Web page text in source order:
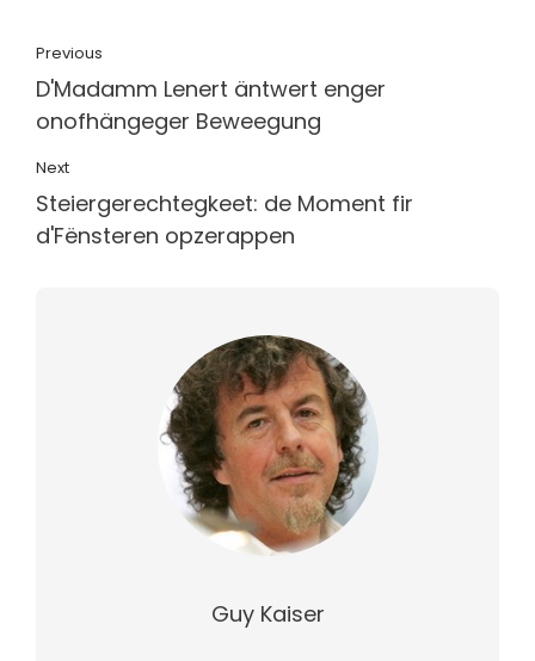
Previous
D'Madamm Lenert äntwert enger
onofhängeger Beweegung
Next
Steiergerechtegkeet: de Moment fir
d'Fënsteren opzerappen
Guy Kaiser